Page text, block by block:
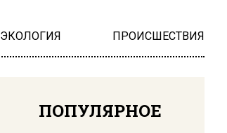
ЭКОЛОГИЯ ПРОИСШЕСТВИЯ
ПОПУЛЯРНОЕ